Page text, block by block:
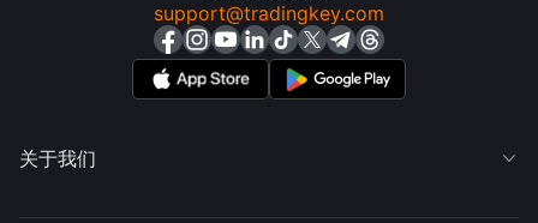
support@tradingkey.com
关于我们 